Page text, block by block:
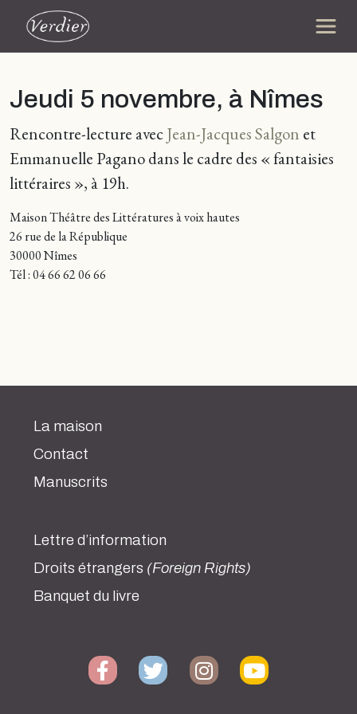
Jeudi 5 novembre, à Nîmes
Rencontre-lecture avecJean-Jacques Salgon et
Emmanuelle Pagano dans le cadre des « fantaisies
littéraires », à 19h.
Maison Théâtre des Littératures à voix hautes
26 rue de la République
30000 Nîmes
Tél : 04 66 62 06 66
La maison
Contact
Manuscrits
Lettre d’information
Droits étrangers (Foreign Rights)
Banquet du livre